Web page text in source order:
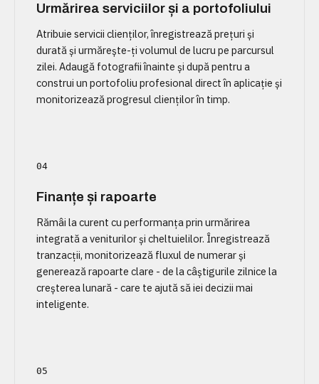
Urmărirea serviciilor și a portofoliului
Atribuie servicii clienților, înregistrează prețuri și
durată și urmărește-ți volumul de lucru pe parcursul
zilei. Adaugă fotografii înainte și după pentru a
construi un portofoliu profesional direct în aplicație și
monitorizează progresul clienților în timp.
04
Finanțe și rapoarte
Rămâi la curent cu performanța prin urmărirea
integrată a veniturilor și cheltuielilor. Înregistrează
tranzacții, monitorizează fluxul de numerar și
generează rapoarte clare - de la câștigurile zilnice la
creșterea lunară - care te ajută să iei decizii mai
inteligente.
05